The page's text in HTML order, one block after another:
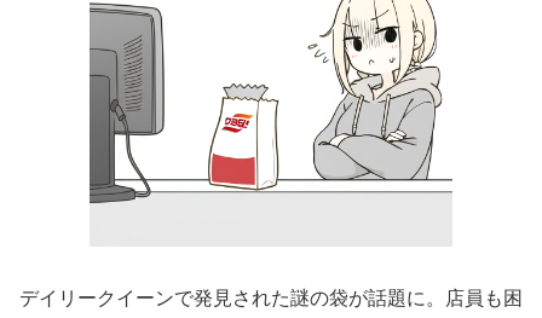
デイリークイーンで発見された謎の袋が話題に。店員も困